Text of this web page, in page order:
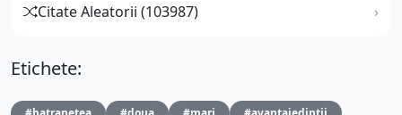
Citate Aleatorii (103987)
Etichete: